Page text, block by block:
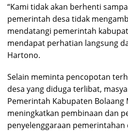
“Kami tidak akan berhenti
pemerintah desa tidak
mendatangi pemerintah
mendapat perhatian langsung
Hartono.
Selain meminta pencopotan
desa yang diduga terlibat,
Pemerintah Kabupaten Bolaang
meningkatkan pembinaan dan
penyelenggaraan pemerintahan